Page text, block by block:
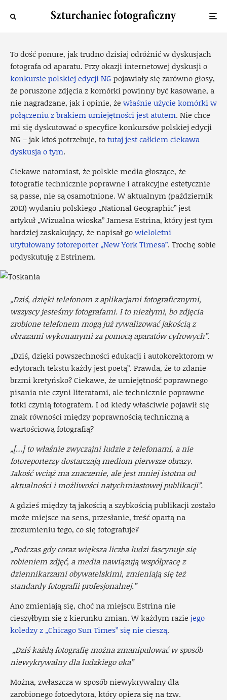
Piotr · 2 października 2013 · 3 widok
To dość ponure, jak trudno dzisiaj odróżnić w dyskusjach
fotografa od aparatu. Przy okazji internetowej dyskusji o
konkursie polskiej edycji NG pojawiały się zarówno głosy,
że poruszone zdjęcia z komórki powinny być kasowane, a
nie nagradzane, jak i opinie, że właśnie użycie komórki w
połączeniu z brakiem umiejętności jest atutem. Nie chce
mi się dyskutować o specyfice konkursów polskiej edycji
NG – jak ktoś potrzebuje, totutaj jest całkiem ciekawa
dyskusja o tym.
Ciekawe natomiast, że polskie media głoszące, że
fotografie technicznie poprawne i atrakcyjne estetycznie
są passe, nie są osamotnione. W aktualnym (październik
2013) wydaniu polskiego „National Geographic” jest
artykuł „Wizualna wioska” Jamesa Estrina, który jest tym
bardziej zaskakujący, że napisał gowieloletni
utytułowany fotoreporter „New York Timesa”. Trochę sobie
podyskutuję z Estrinem.
„Dziś, dzięki telefonom z aplikacjami fotograficznymi,
wszyscy jesteśmy fotografami. I to niezłymi, bo zdjęcia
zrobione telefonem mogą już rywalizować jakością z
obrazami wykonanymi za pomocą aparatów cyfrowych”.
„Dziś, dzięki powszechności edukacji i autokorektorom w
edytorach tekstu każdy jest poetą”. Prawda, że to zdanie
brzmi kretyńsko? Ciekawe, że umiejętność poprawnego
pisania nie czyni literatami, ale technicznie poprawne
fotki czynią fotografem. I od kiedy właściwie pojawił się
znak równości między poprawnością techniczną a
wartościową fotografią?
„[…] to właśnie zwyczajni ludzie z telefonami, a nie
fotoreporterzy dostarczają mediom pierwsze obrazy.
Jakość wciąż ma znaczenie, ale jest mniej istotna od
aktualności i możliwości natychmiastowej publikacji”.
A gdzieś między tą jakością a szybkością publikacji zostało
może miejsce na sens, przesłanie, treść opartą na
zrozumieniu tego, co się fotografuje?
„Podczas gdy coraz większa liczba ludzi fascynuje się
robieniem zdjęć, a media nawiązują współpracę z
dziennikarzami obywatelskimi, zmieniają się też
standardy fotografii profesjonalnej.”
Ano zmieniają się, choć na miejscu Estrina nie
cieszyłbym się z kierunku zmian. W każdym razie jego
koledzy z „Chicago Sun Times” się nie cieszą.
„Dziś każdą fotografię można zmanipulować w sposób
niewykrywalny dla ludzkiego oka”
Można, zwłaszcza w sposób niewykrywalny dla
zarobionego fotoedytora, który opiera się na tzw.